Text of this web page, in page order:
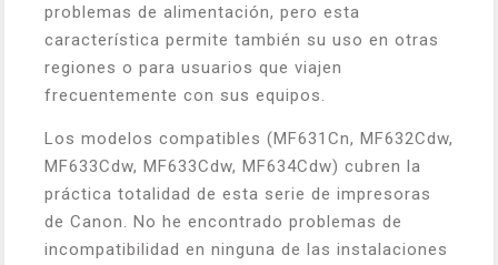
problemas de alimentación, pero esta
característica permite también su uso en otras
regiones o para usuarios que viajen
frecuentemente con sus equipos.
Los modelos compatibles (MF631Cn, MF632Cdw,
MF633Cdw, MF633Cdw, MF634Cdw) cubren la
práctica totalidad de esta serie de impresoras
de Canon. No he encontrado problemas de
incompatibilidad en ninguna de las instalaciones